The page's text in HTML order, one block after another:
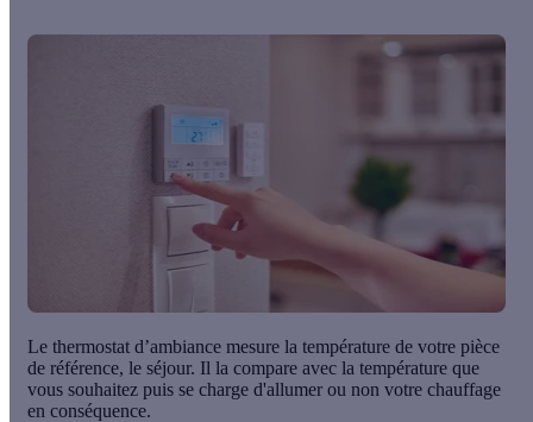
Le thermostat d’ambiance mesure la température de votre pièce
de référence, le séjour. Il la compare avec la température que
vous souhaitez puis se charge d'allumer ou non votre chauffage
en conséquence.